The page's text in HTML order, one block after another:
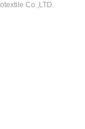
Co.,LTD.